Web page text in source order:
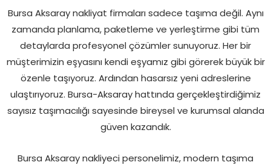
Bursa Aksaray nakliyat firmaları sadece taşıma değil. Aynı
zamanda planlama, paketleme ve yerleştirme gibi tüm
detaylarda profesyonel çözümler sunuyoruz. Her bir
müşterimizin eşyasını kendi eşyamız gibi görerek büyük bir
özenle taşıyoruz. Ardından hasarsız yeni adreslerine
ulaştırıyoruz. Bursa-Aksaray hattında gerçekleştirdiğimiz
sayısız taşımacılığı sayesinde bireysel ve kurumsal alanda
güven kazandık.
Bursa Aksaray nakliyeci personelimiz, modern taşıma